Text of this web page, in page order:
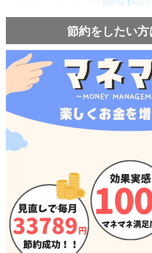
節約をしたい方